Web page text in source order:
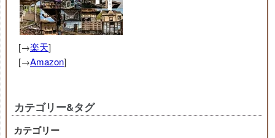
[→楽天]
[→Amazon]
カテゴリー&タグ
カテゴリー